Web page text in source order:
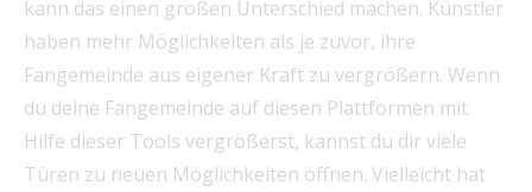
kann das einen großen Unterschied machen. Künstler
haben mehr Möglichkeiten als je zuvor, ihre
Fangemeinde aus eigener Kraft zu vergrößern. Wenn
du deine Fangemeinde auf diesen Plattformen mit
Hilfe dieser Tools vergrößerst, kannst du dir viele
Türen zu neuen Möglichkeiten öffnen. Vielleicht hat